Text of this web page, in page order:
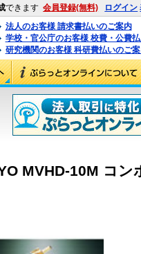
できます 会員登録(無料) ログイン
法人のお客様 請求書払いのご案内
学校・官公庁のお客様 校費・公費
研究機関のお客様 科研費払いのご
MVHD-10M コ